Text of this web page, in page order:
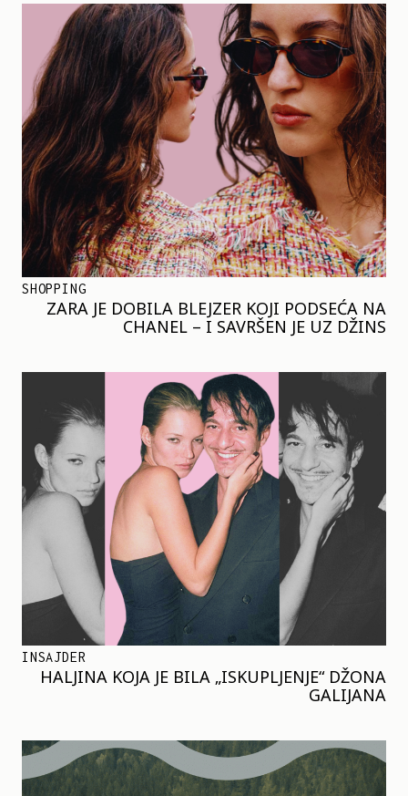
SHOPPING
ZARA JE DOBILA BLEJZER KOJI PODSEĆA NA
CHANEL – I SAVRŠEN JE UZ DŽINS
INSAJDER
HALJINA KOJA JE BILA „ISKUPLJENJE“ DŽONA
GALIJANA